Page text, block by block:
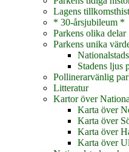
Lagens
* 30-årsjubileum *
Parkens olika delar
Parkens unika
Stadens ljus
Pollinerarvänlig
Litteratur
Kartor över
Karta över
Karta över
Karta över
Karta över